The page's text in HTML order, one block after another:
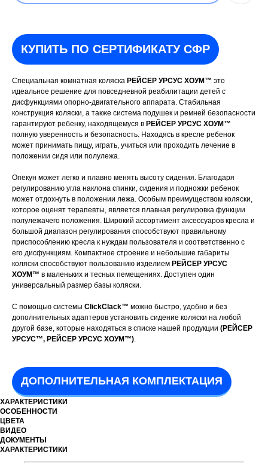
КУПИТЬ ПО СЕРТИФИКАТУ СФР
Специальная комнатная коляска РЕЙСЕР УРСУС ХОУМ™ это
идеальное решение для повседневной реабилитации детей с
дисфункциями опорно-двигательного аппарата. Стабильная
конструкция коляски, а также система подушек и ремней безопасности
гарантируют ребенку, находящемуся в РЕЙСЕР УРСУС ХОУМ™
полную уверенность и безопасность. Находясь в кресле ребенок
может принимать пищу, играть, учиться или проходить лечение в
положении сидя или полулежа.
Опекун может легко и плавно менять высоту сидения. Благодаря
регулированию угла наклона спинки, сидения и подножки ребенок
может отдохнуть в положении лежа. Особым преимуществом коляски,
которое оценят терапевты, является плавная регулировка функции
полулежачего положения. Широкий ассортимент аксессуаров кресла и
большой диапазон регулирования способствуют правильному
приспособлению кресла к нуждам пользователя и соответственно с
его дисфункциям. Компактное строение и небольшие габариты
коляски способствуют пользованию изделием РЕЙСЕР УРСУС
ХОУМ™ в маленьких и тесных пемещениях. Доступен один
универсальный размер базы коляски.
С помощью системы ClickClack™ можно быстро, удобно и без
дополнительных адаптеров установить сидение коляски на любой
другой базе, которые находяться в списке нашей продукции (РЕЙСЕР
УРСУС™, РЕЙСЕР УРСУС ХОУМ™).
ДОПОЛНИТЕЛЬНАЯ КОМПЛЕКТАЦИЯ
ХАРАКТЕРИСТИКИ
ОСОБЕННОСТИ
ЦВЕТА
ВИДЕО
ДОКУМЕНТЫ
ХАРАКТЕРИСТИКИ